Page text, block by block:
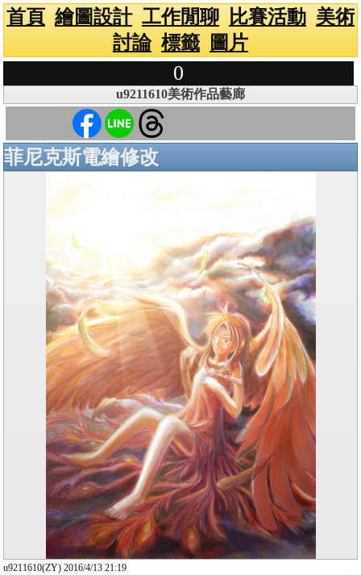
首頁 繪圖設計 工作閒聊 比賽活動 美術
討論 標籤 圖片
0
u9211610美術作品藝廊
菲尼克斯電繪修改
u9211610(ZY) 2016/4/13 21:19